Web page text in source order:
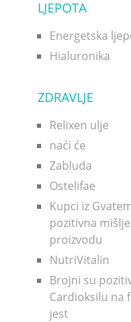
LJEPOTA
Energetska
Hialuronika
ZDRAVLJE
Relixen ulje
naći će
Zabluda
Ostelifae
Kupci iz
pozitivna
proizvodu
NutriVitalin
Brojni su
Cardioksilu na
jest